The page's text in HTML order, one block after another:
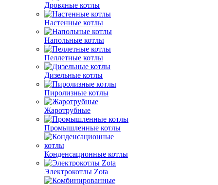
Дровяные котлы
Настенные котлы
Напольные котлы
Пеллетные котлы
Дизельные котлы
Пиролизные котлы
Жаротрубные
Промышленные котлы
Конденсационные котлы
Электрокотлы Zota